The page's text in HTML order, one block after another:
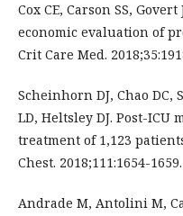
Cox CE, Carson SS,
economic evaluation of
Crit Care Med.
Scheinhorn DJ, Chao DC,
LD, Heltsley DJ. Post-
treatment of 1,123
Chest. 2018;111:1654-1659.
Andrade M, Antolini M,